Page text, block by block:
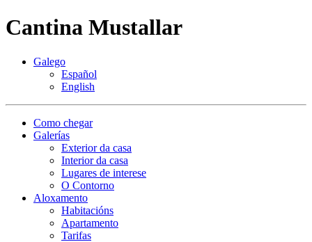
Cantina Mustallar
Galego
Español
English
Como chegar
Galerías
Exterior da casa
Interior da casa
Lugares de interese
O Contorno
Aloxamento
Habitacións
Apartamento
Tarifas